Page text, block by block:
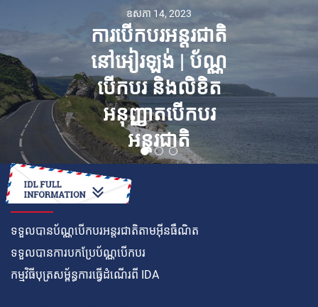
ឧសភា 14, 2023
ការបើកបរអន្តរជាតិ
នៅអៀរឡង់ | ប័ណ្ណ
បើកបរ និងលិខិត
អនុញ្ញាតបើកបរ
អន្តរជាតិ
របៀប
ទទួលបានប័ណ្ណបើកបរអន្តរជាតិតាមអ៊ីនធឺណិត
ទទួលបានការបកប្រែប័ណ្ណបើកបរ
កម្មវិធីបុត្រសម្ព័ន្ធការធ្វើដំណើរពី IDA